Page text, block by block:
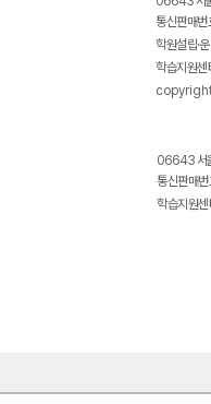
통신판매
학원설립·
학습지원
06643 서
통신판매
학습지원